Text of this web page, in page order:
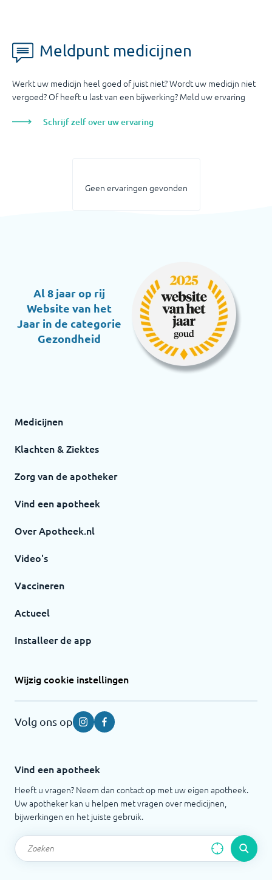
Meldpunt medicijnen
Werkt uw medicijn heel goed of juist niet? Wordt uw medicijn niet
vergoed? Of heeft u last van een bijwerking? Meld uw ervaring
Schrijf zelf over uw ervaring
Geen ervaringen gevonden
Al 8 jaar op rij
Website van het
Jaar in de categorie
Gezondheid
Medicijnen
Klachten & Ziektes
Zorg van de apotheker
Vind een apotheek
Over Apotheek.nl
Video's
Vaccineren
Actueel
Installeer de app
Wijzig cookie instellingen
Volg ons op InstagramFacebook
Vind een apotheek
Heeft u vragen? Neem dan contact op met uw eigen apotheek.
Uw apotheker kan u helpen met vragen over medicijnen,
bijwerkingen en het juiste gebruik.